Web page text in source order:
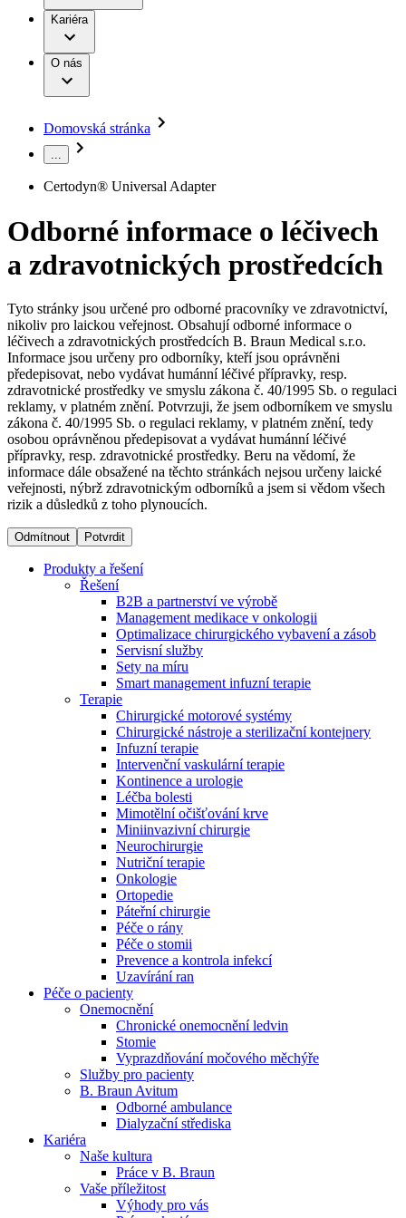
Léčba bolesti
Mimotělní očišťování krve
Nutriční terapie
Onkologie
Páteřní chirurgie
Péče o rány
Péče o stomii
Prevence a kontrola infekcí
Řešení
Terapie
Produktový katalog​
Objevte naše produkty. Navštivte produktový katalog B.
Braun s našim kompletním produktovým portfoliem.
Onemocnění
B. Braun Avitum
Dialyzační střediska​
B. Braun Avitum poskytuje kvalitní dialyzační péči ve všech
svých střediscích v České republice. Více informací se
dozvíte na stránkách jednotlivých středisek.
Odborné ambulance
Naše specializované ambulance jsou tu pro vás. Zvolte
specializaci a město, které potřebujete, a objednejte se do naší
ambulance.
Práce a kariéra
Naše kultura
Vaše příležitost​
Nabídky pracovních míst
Objevte své kariérní příležitosti ​v B. Braun. Vyhledejte náš trh
práce​ pro zajímavé pozice.​
Odpovědnost
Média
Kontakt
Kontaktní formulář
Registrace k odběru newsletteru
Společnost
Odpovědnost
Média
Kontakt
Zůstaňte v dialogu s B. Braun. ​Kontaktujte nás.​
Kariéra
O nás
Domovská stránka
...
Certodyn® Universal Adapter
Odborné informace o léčivech
a zdravotnických prostředcích
Tyto stránky jsou určené pro odborné pracovníky ve zdravotnictví,
nikoliv pro laickou veřejnost. Obsahují odborné informace o
léčivech a zdravotnických prostředcích B. Braun Medical s.r.o.
Informace jsou určeny pro odborníky, kteří jsou oprávněni
předepisovat, nebo vydávat humánní léčivé přípravky, resp.
zdravotnické prostředky ve smyslu zákona č. 40/1995 Sb. o regulaci
reklamy, v platném znění. Potvrzuji, že jsem odborníkem ve smyslu
zákona č. 40/1995 Sb. o regulaci reklamy, v platném znění, tedy
osobou oprávněnou předepisovat a vydávat humánní léčivé
přípravky, resp. zdravotnické prostředky. Beru na vědomí, že
informace dále obsažené na těchto stránkách nejsou určeny laické
veřejnosti, nýbrž zdravotnickým odborníků a jsem si vědom všech
rizik a důsledků z toho plynoucích.
Odmítnout Potvrdit
Produkty a řešení
Řešení
B2B a partnerství ve výrobě
Management medikace v onkologii
Optimalizace chirurgického vybavení a zásob
Servisní služby
Sety na míru
Smart management infuzní terapie​
Terapie
Chirurgické motorové systémy
Chirurgické nástroje a sterilizační kontejnery
Infuzní terapie
Intervenční vaskulární terapie
Kontinence a urologie
Léčba bolesti
Mimotělní očišťování krve
Miniinvazivní chirurgie
Neurochirurgie
Nutriční terapie
Onkologie
Ortopedie
Páteřní chirurgie
Péče o rány
Péče o stomii
Prevence a kontrola infekcí
Uzavírání ran
Péče o pacienty
Onemocnění
Chronické onemocnění ledvin
Stomie
Vyprazdňování močového měchýře
Služby pro pacienty
B. Braun Avitum
Odborné ambulance
Dialyzační střediska
Kariéra
Naše kultura
Práce v B. Braun
Vaše příležitost​
Výhody pro vás